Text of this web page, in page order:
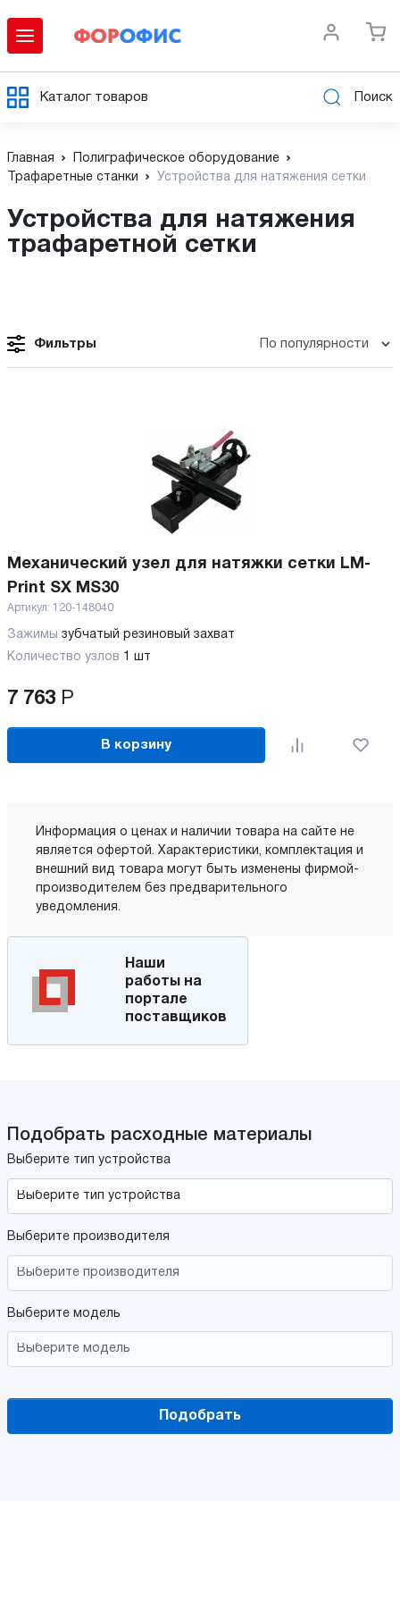
Каталог товаров Поиск
Главная
Полиграфическое оборудование
Трафаретные станки
Устройства для натяжения сетки
Устройства для натяжения
трафаретной сетки
Фильтры
Механический узел для натяжки сетки LM-
Print SX MS30
Артикул: 120-148040
Зажимы зубчатый резиновый захват
Количество узлов 1 шт
7 763 Р
В корзину
Информация о ценах и наличии товара на сайте не
является офертой. Характеристики, комплектация и
внешний вид товара могут быть изменены фирмой-
производителем без предварительного
уведомления.
Наши
работы на
портале
поставщиков
Подобрать расходные материалы
Выберите тип устройства
Выберите производителя
Выберите модель
Подобрать